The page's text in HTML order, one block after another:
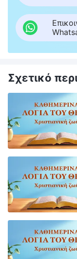
Σχετικό